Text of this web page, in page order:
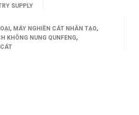
SUPPLY
, MÁY NGHIỀN CÁT NHÂN TẠO,
KHÔNG NUNG QUNFENG,